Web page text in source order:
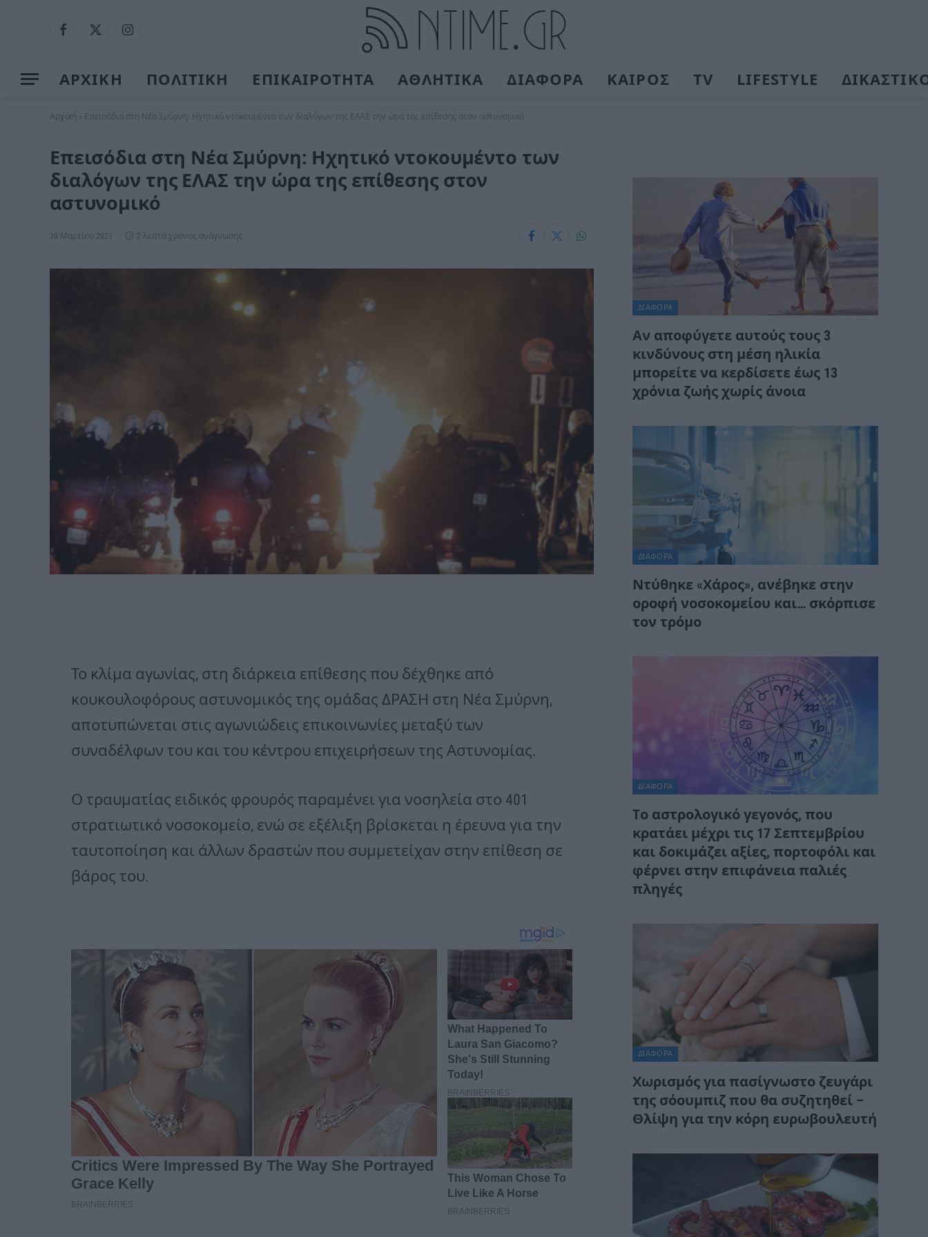
Facebook
X
Instagram
ΑΡΧΙΚΗ ΠΟΛΙΤΙΚΗ ΕΠΙΚΑΙΡΟΤΗΤΑ ΑΘΛΗΤΙΚΑ ΔΙΑΦΟΡΑ ΚΑΙΡΟΣ TV LIFESTYLE
Αρχική Επεισόδια στη Νέα Σμύρνη: Ηχητικό ντοκουμέντο των διαλόγων της ΕΛΑΣ την ώρα της επίθεσης στον αστυνομικό
Επεισόδια στη Νέα Σμύρνη: Ηχητικό ντοκουμέντο των
διαλόγων της ΕΛΑΣ την ώρα της επίθεσης στον
αστυνομικό
20 Μαρτίου 2021 2 λεπτά χρόνος ανάγνωσης
Το κλίμα αγωνίας, στη διάρκεια επίθεσης που δέχθηκε από
κουκουλοφόρους αστυνομικός της ομάδας ΔΡΑΣΗ στη Νέα Σμύρνη,
αποτυπώνεται στις αγωνιώδεις επικοινωνίες μεταξύ των
συναδέλφων του και του κέντρου επιχειρήσεων της Αστυνομίας.
Ο τραυματίας ειδικός φρουρός παραμένει για νοσηλεία στο 401
στρατιωτικό νοσοκομείο, ενώ σε εξέλιξη βρίσκεται η έρευνα για την
ταυτοποίηση και άλλων δραστών που συμμετείχαν στην επίθεση σε
βάρος του.
ΔΙΆΦΟΡΑ
Αν αποφύγετε αυτούς τους 3
κινδύνους στη μέση ηλικία
μπορείτε να κερδίσετε έως 13
χρόνια ζωής χωρίς άνοια
ΔΙΆΦΟΡΑ
Ντύθηκε «Χάρος», ανέβηκε στην
οροφή νοσοκομείου και… σκόρπισε
τον τρόμο
ΔΙΆΦΟΡΑ
Tο αστρολογικό γεγονός, που
κρατάει μέχρι τις 17 Σεπτεμβρίου
και δοκιμάζει αξίες, πορτοφόλι και
φέρνει στην επιφάνεια παλιές
πληγές
ΔΙΆΦΟΡΑ
Χωρισμός για πασίγνωστο ζευγάρι
της σόουμπιζ που θα συζητηθεί –
Θλίψη για την κόρη ευρωβουλευτή